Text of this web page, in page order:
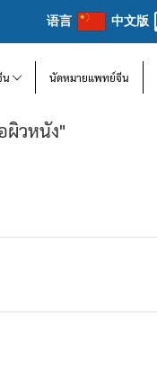
语言 中文版
น นัดหมายแพทย์จีน
ผิวหนัง"